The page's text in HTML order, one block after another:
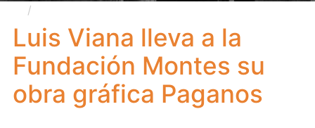
gráfica Paganos
Luis Viana lleva a la
Fundación Montes su
obra gráfica Paganos